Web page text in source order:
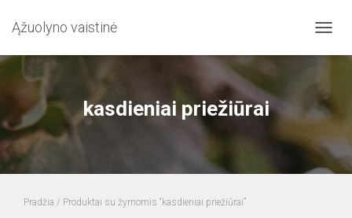
Ąžuolyno vaistinė
kasdieniai priežiūrai
Pradžia / Produktai su žymomis “kasdieniai priežiūrai”